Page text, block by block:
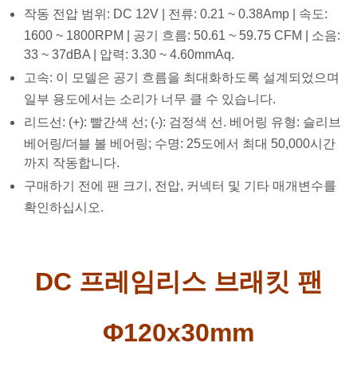
작동 전압 범위: DC 12V | 전류: 0.21 ~ 0.38Amp | 속도:
1600 ~ 1800RPM | 공기 흐름: 50.61 ~ 59.75 CFM | 소음:
33 ~ 37dBA | 압력: 3.30 ~ 4.60mmAq.
고속: 이 모델은 공기 흐름을 최대화하도록 설계되었으며
일부 용도에서는 소리가 너무 클 수 있습니다.
리드선: (+): 빨간색 선; (-): 검정색 선. 베어링 유형: 슬리브
베어링/더블 볼 베어링; 수명: 25도에서 최대 50,000시간
까지 작동합니다.
구매하기 전에 팬 크기, 전압, 커넥터 및 기타 매개변수를
확인하십시오.
DC 프레임리스 브래킷 팬
Φ120x30mm